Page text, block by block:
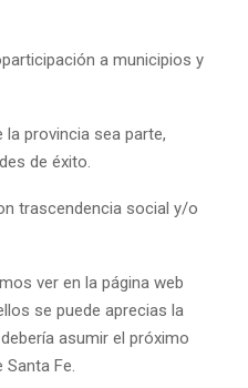
a municipios y
provincia sea parte,
de éxito.
trascendencia social y/o
ver en la página web
se puede aprecias la
asumir el próximo
Fe.